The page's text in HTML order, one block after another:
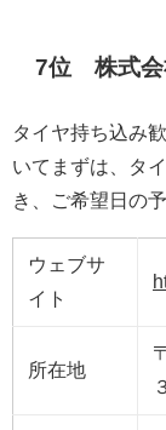
7位 株式
タイヤ持ち込み
いてまずは、タ
き、ご希望日の
ウェブサ
イト
所在地